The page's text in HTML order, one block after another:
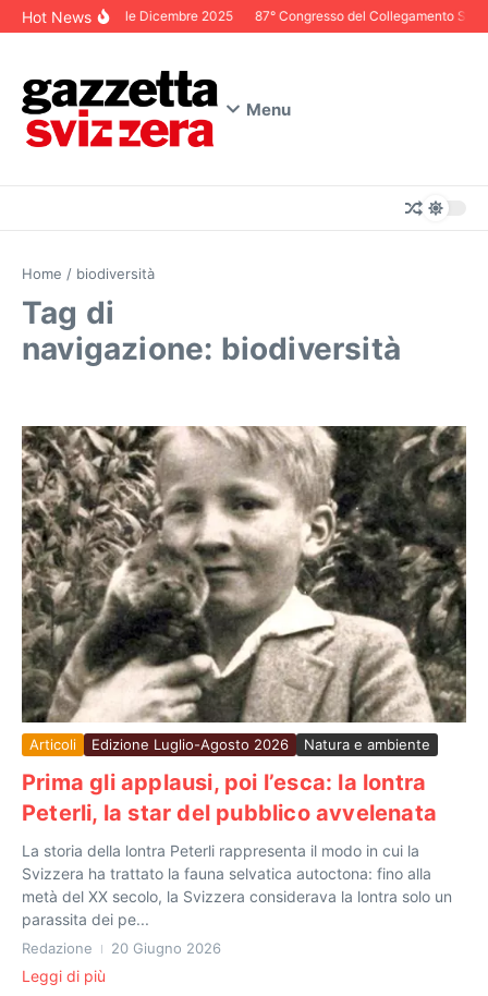
Salta al contenuto
Hot NewsEditoriale Dicembre 2025 87° Congresso del Collegamento
Menu
Home / biodiversità
Tag di
navigazione: biodiversità
Articoli Edizione Luglio-Agosto 2026 Natura e ambiente
Prima gli applausi, poi l’esca: la lontra
Peterli, la star del pubblico avvelenata
La storia della lontra Peterli rappresenta il modo in cui la
Svizzera ha trattato la fauna selvatica autoctona: fino alla
metà del XX secolo, la Svizzera considerava la lontra solo un
parassita dei pe...
Redazione 20 Giugno 2026
Leggi di più